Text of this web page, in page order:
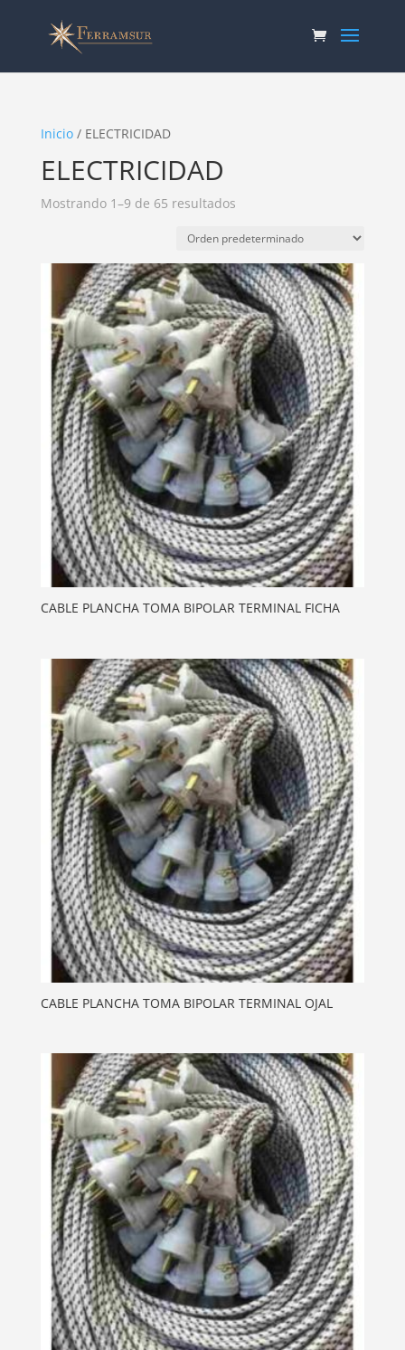
Inicio/ ELECTRICIDAD
ELECTRICIDAD
Mostrando 1–9 de 65 resultados
CABLE PLANCHA TOMA BIPOLAR TERMINAL FICHA
CABLE PLANCHA TOMA BIPOLAR TERMINAL OJAL